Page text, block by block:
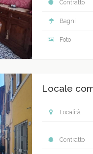
Contratto
Bagni
Foto
Locale
Località
Contratto